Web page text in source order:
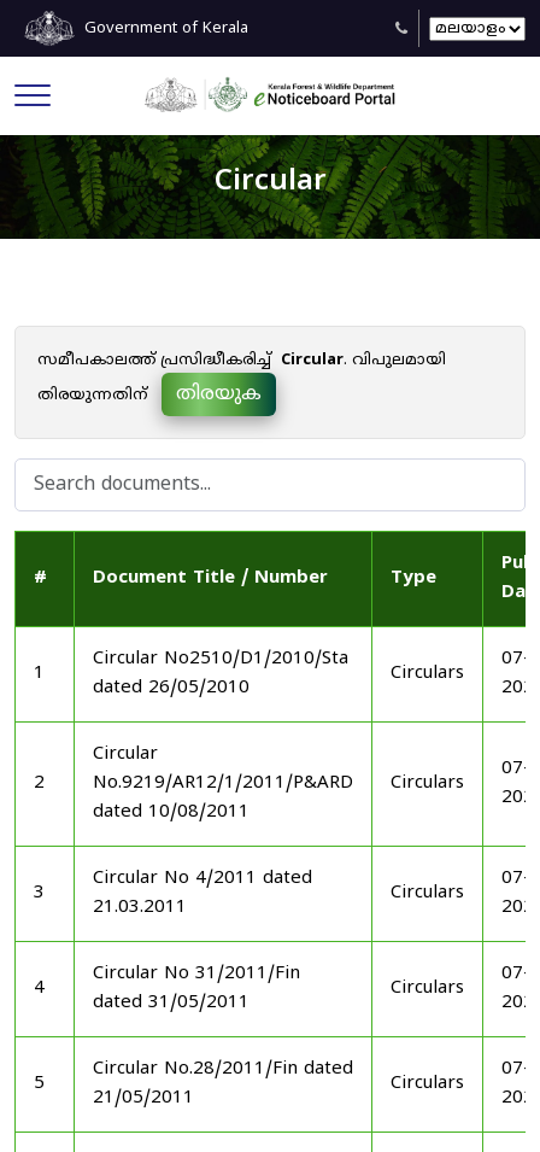
Government of Kerala
Circular
സമീപകാലത്ത് പ്രസിദ്ധീകരിച്ച് Circular. വിപുലമായി
തിരയുന്നതിന്
തിരയുക
# Document Title / Number Type
1
Circular No2510/D1/2010/Sta
dated 26/05/2010
Circulars
07-
2
Circular
No.9219/AR12/1/2011/P&ARD
dated 10/08/2011
Circulars
07-
3
Circular No 4/2011 dated
21.03.2011
Circulars
07-
4
Circular No 31/2011/Fin
dated 31/05/2011
Circulars
07-
5
Circular No.28/2011/Fin dated
21/05/2011
Circulars
07-